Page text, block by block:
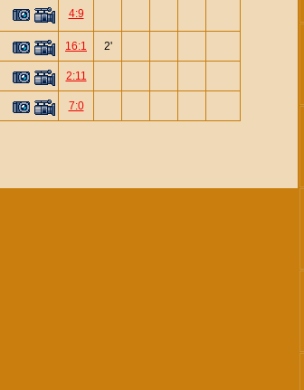
4:9
16:1 2'
2:11
7:0